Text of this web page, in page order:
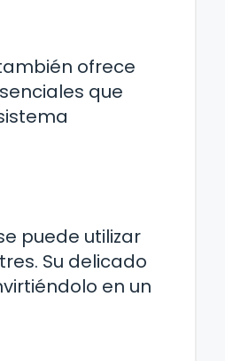
ofrece
que
puede utilizar
Su delicado
en un